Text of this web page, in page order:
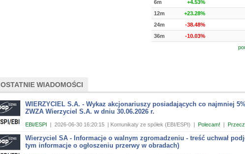
6m
+4.53%
12m
+23.28%
24m
-38.48%
36m
-10.03%
OSTATNIE WIADOMOŚCI
WIERZYCIEL S.A. - Wykaz akcjonariuszy posiadających co najmniej
ZWZA Wierzyciel S.A. w dniu 30.06.2026 r.
EBI/ESPI 2026-06-30 16:20:15 | Komunikaty ze spółek (EBI/ESPI) Polecam!
Wierzyciel SA - Informacje o walnym zgromadzeniu - treść uchwał
tym informacje o ogłoszeniu przerwy w obradach)